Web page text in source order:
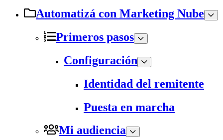
Automatizá con Marketing Nube
Primeros pasos
Configuración
Identidad del remitente
Puesta en marcha
Mi audiencia